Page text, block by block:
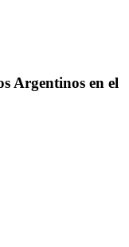
Argentinos en el